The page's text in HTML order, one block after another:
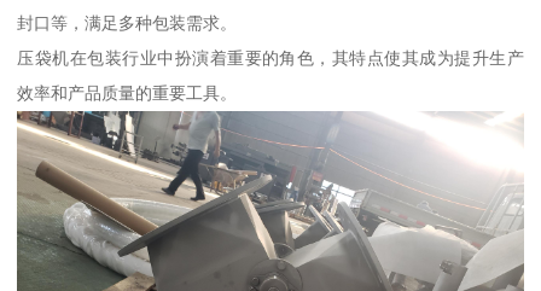
封口等，满足多种包装需求。
压袋机在包装行业中扮演着重要的角色，其特点使其成为提升生产
效率和产品质量的重要工具。